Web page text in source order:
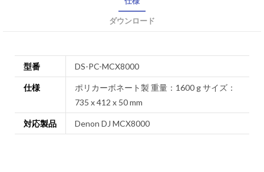
ダウンロード
型番 DS-PC-MCX8000
仕様
ポリカーボネート製 重量：1600 g サイズ：
735 x 412 x 50 mm
対応製品 Denon DJ MCX8000